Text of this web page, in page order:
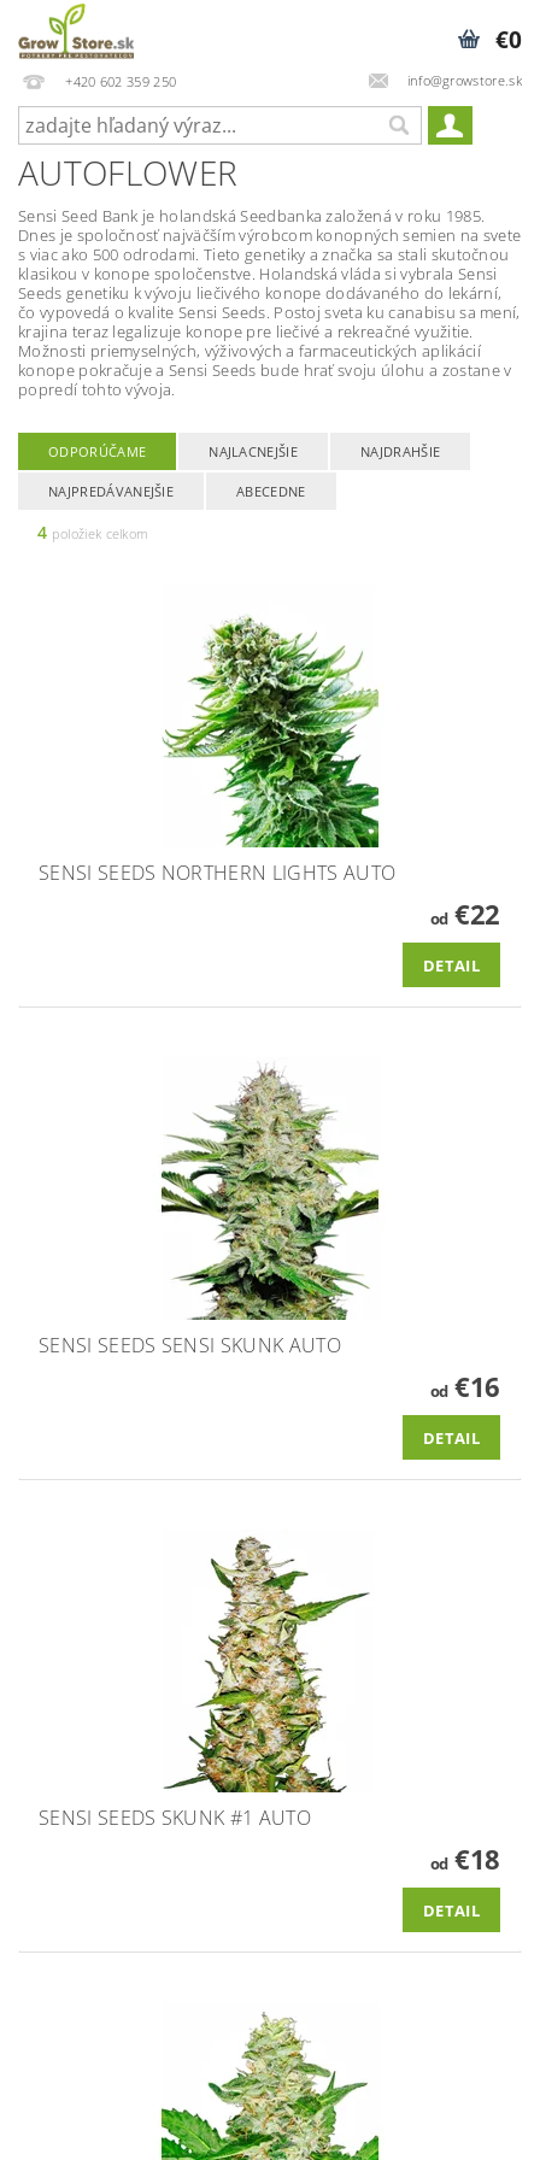
+420 602 359 250 info@growstore.sk
€0
AUTOFLOWER
Sensi Seed Bank je holandská Seedbanka založená v roku 1985.
Dnes je spoločnosť najväčším výrobcom konopných semien na svete
s viac ako 500 odrodami. Tieto genetiky a značka sa stali skutočnou
klasikou v konope spoločenstve. Holandská vláda si vybrala Sensi
Seeds genetiku k vývoju liečivého konope dodávaného do lekární,
čo vypovedá o kvalite Sensi Seeds. Postoj sveta ku canabisu sa mení,
krajina teraz legalizuje konope pre liečivé a rekreačné využitie.
Možnosti priemyselných, výživových a farmaceutických aplikácií
konope pokračuje a Sensi Seeds bude hrať svoju úlohu a zostane v
popredí tohto vývoja.
ODPORÚČAME NAJLACNEJŠIE NAJDRAHŠIE
NAJPREDÁVANEJŠIE ABECEDNE
4 položiek celkom
SENSI SEEDS NORTHERN LIGHTS AUTO
od€22
DETAIL
SENSI SEEDS SENSI SKUNK AUTO
od€16
DETAIL
SENSI SEEDS SKUNK #1 AUTO
od€18
DETAIL